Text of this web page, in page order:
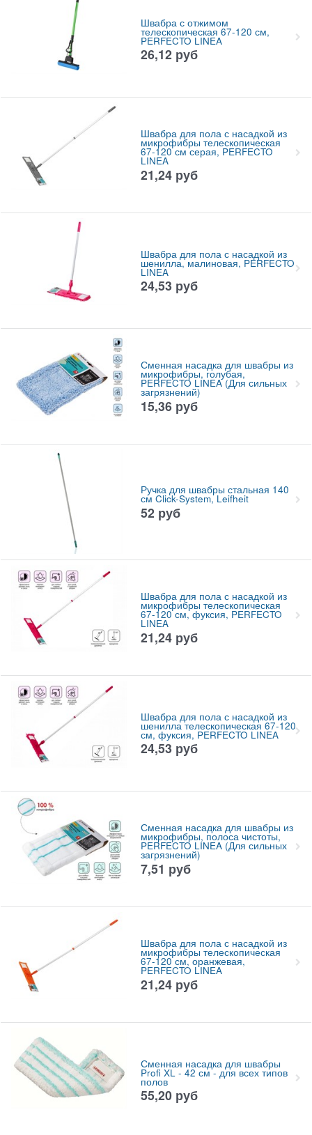
Швабра с отжимом
телескопическая 67-120 см,
PERFECTO LINEA
26,12 руб
Швабра для пола с насадкой из
микрофибры телескопическая
67-120 см серая, PERFECTO
LINEA
21,24 руб
Швабра для пола с насадкой из
шенилла, малиновая, PERFECTO
LINEA
24,53 руб
Сменная насадка для швабры из
микрофибры, голубая,
PERFECTO LINEA (Для сильных
загрязнений)
15,36 руб
Ручка для швабры стальная 140
см Click-System, Leifheit
52 руб
Швабра для пола с насадкой из
микрофибры телескопическая
67-120 см, фуксия, PERFECTO
LINEA
21,24 руб
Швабра для пола с насадкой из
шенилла телескопическая 67-120
см, фуксия, PERFECTO LINEA
24,53 руб
Сменная насадка для швабры из
микрофибры, полоса чистоты,
PERFECTO LINEA (Для сильных
загрязнений)
7,51 руб
Швабра для пола с насадкой из
микрофибры телескопическая
67-120 см, оранжевая,
PERFECTO LINEA
21,24 руб
Сменная насадка для швабры
Profi XL - 42 см - для всех типов
полов
55,20 руб